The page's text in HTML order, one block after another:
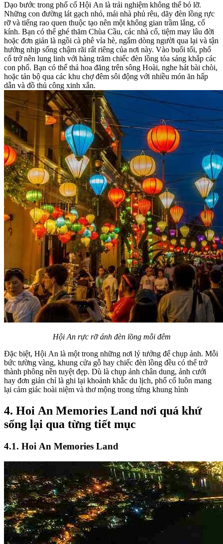
Dạo bước trong phố cổ Hội An là trải nghiệm không thể bỏ lỡ.
Những con đường lát gạch nhỏ, mái nhà phủ rêu, dãy đèn lồng rực
rỡ và tiếng rao quen thuộc tạo nên một không gian trầm lắng, cổ
kính. Bạn có thể ghé thăm Chùa Cầu, các nhà cổ, tiệm may lâu đời
hoặc đơn giản là ngồi cà phê vỉa hè, ngắm dòng người qua lại và tận
hưởng nhịp sống chậm rãi rất riêng của nơi này. Vào buổi tối, phố
cổ trở nên lung linh với hàng trăm chiếc đèn lồng tỏa sáng khắp các
con phố. Bạn có thể thả hoa đăng trên sông Hoài, nghe hát bài chòi,
hoặc tản bộ qua các khu chợ đêm sôi động với nhiều món ăn hấp
dẫn và đồ thủ công xinh xắn.
Hội An rực rỡ ánh đèn lồng mỗi đêm
Đặc biệt, Hội An là một trong những nơi lý tưởng để chụp ảnh. Mỗi
bức tường vàng, khung cửa gỗ hay chiếc đèn lồng đều có thể trở
thành phông nền tuyệt đẹp. Dù là chụp ảnh chân dung, ảnh cưới
hay đơn giản chỉ là ghi lại khoảnh khắc du lịch, phố cổ luôn mang
lại cảm giác hoài niệm và thơ mộng trong từng khung hình
4. Hoi An Memories Land nơi quá khứ
sống lại qua từng tiết mục
4.1. Hoi An Memories Land